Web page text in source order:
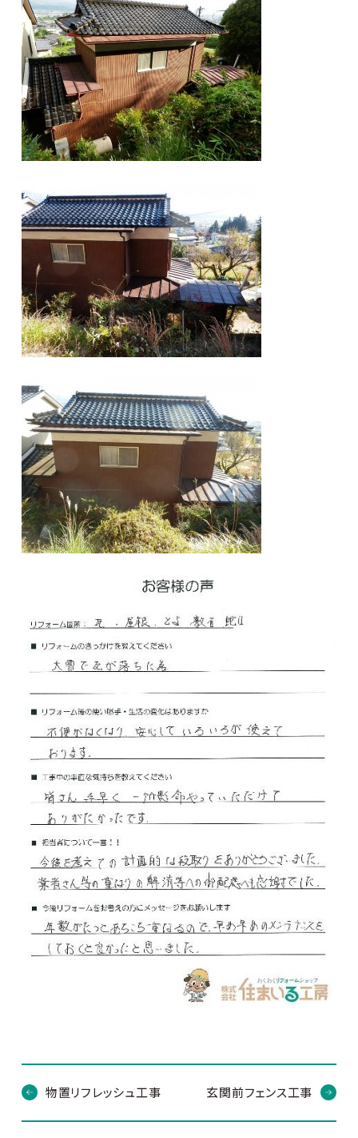
物置リフレッシュ工事 玄関前フェンス工事